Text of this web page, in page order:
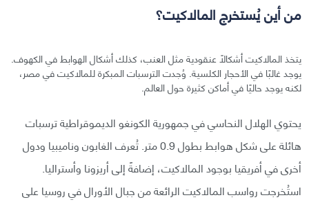
من أين يُستخرج المالاكيت؟
يتخذ المالاكيت أشكالًا عنقودية مثل العنب، كذلك أشكال الهوابط في الكهوف.
يوجد غالبًا في الأحجار الكلسية. وُجدت الترسبات المبكرة للمالاكيت في مصر،
لكنه يوجد حاليًا في أماكن كثيرة حول العالم.
يحتوي الهلال النحاسي في جمهورية الكونغو الديموقراطية ترسبات
هائلة على شكل هوابط بطول 0.9 متر. تُعرف الغابون وناميبيا ودول
أخرى في أفريقيا بوجود المالاكيت، إضافةً إلى أريزونا وأستراليا.
استُخرجت رواسب المالاكيت الرائعة من جبال الأورال في روسيا على